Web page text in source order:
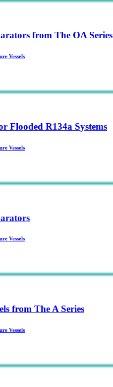
from The OA Series
Vessels
Flooded R134a Systems
Vessels
Vessels
from The A Series
Vessels